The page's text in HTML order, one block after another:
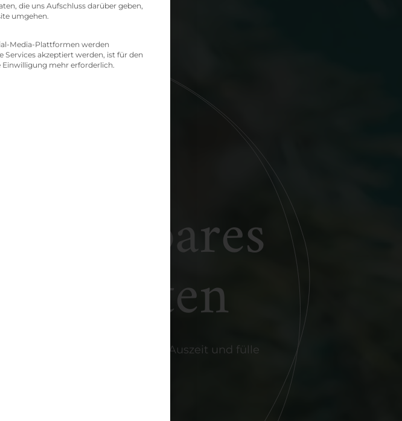
& bares
Genieße eine entspannte Auszeit und fülle
die uns Aufschluss darüber geben,
umgehen.
Media-Plattformen werden
akzeptiert werden, ist für den
Einwilligung mehr erforderlich.